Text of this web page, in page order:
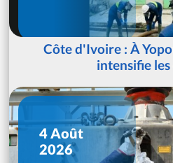
Côte d'Ivoire : À
intensifie les
4 Août
2026